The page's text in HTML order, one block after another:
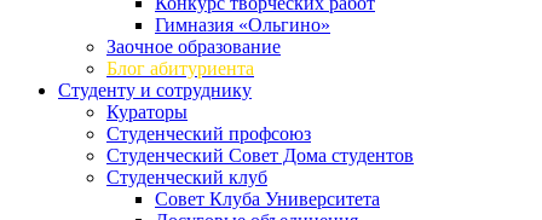
Гимназия «Ольгино»
Заочное образование
Блог абитуриента
Студенту и сотруднику
Кураторы
Студенческий профсоюз
Студенческий Совет Дома студентов
Студенческий клуб
Совет Клуба Университета